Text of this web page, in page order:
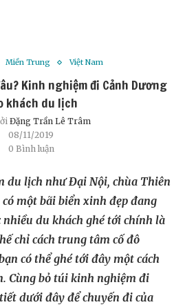
Miền Trung Việt Nam
Kinh nghiệm đi Cảnh Dương
khách du lịch
Đặng Trần Lê Trâm
08/11/2019
0 Bình luận
du lịch như Đại Nội, chùa Thiên
một bãi biển xinh đẹp đang
du khách ghé tới chính là
chỉ cách trung tâm cố đô
có thể ghé tới đây một cách
Cùng bỏ túi kinh nghiệm đi
dưới đây để chuyến đi của